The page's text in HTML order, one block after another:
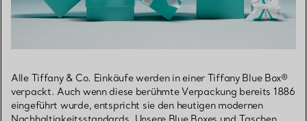
Alle Tiffany & Co. Einkäufe werden in einer Tiffany Blue Box®
verpackt. Auch wenn diese berühmte Verpackung bereits 1886
eingeführt wurde, entspricht sie den heutigen modernen